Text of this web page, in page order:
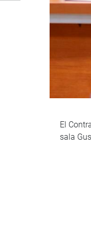
El
sala